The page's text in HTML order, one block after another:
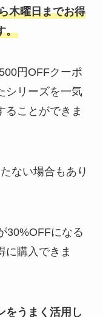
木曜日までお得
。
円OFFクーポ
シリーズを一気
ることができま
ない場合もあり
30%OFFになる
に購入できま
をうまく活用し